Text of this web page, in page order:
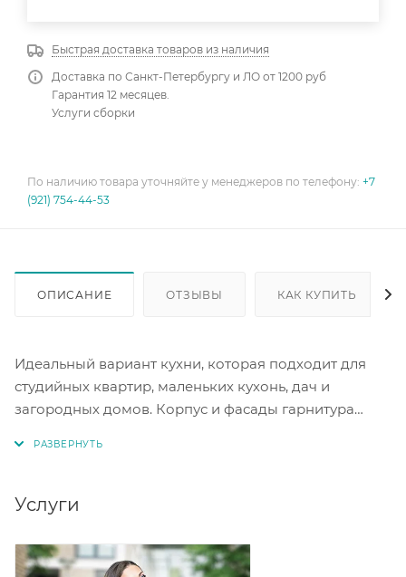
Быстрая доставка товаров из наличия
Доставка по Санкт-Петербургу и ЛО от 1200 руб
Гарантия 12 месяцев.
Услуги сборки
По наличию товара уточняйте у менеджеров по телефону: +7
(921) 754-44-53
ОПИСАНИЕ ОТЗЫВЫ КАК КУПИТЬ
Идеальный вариант кухни, которая подходит для
студийных квартир, маленьких кухонь, дач и
загородных домов. Корпус и фасады гарнитура
распашной дверкой, навесные модули с двумя
Петли накладные без доводчика направляющие
Услуги